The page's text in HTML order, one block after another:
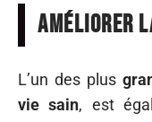
Améliorer
L’un des plus
vie sain, est